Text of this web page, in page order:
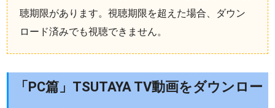
聴期限があります。視聴期限を超えた場合、ダウン
ロード済みでも視聴できません。
「PC篇」TSUTAYA TV動画をダウンロー